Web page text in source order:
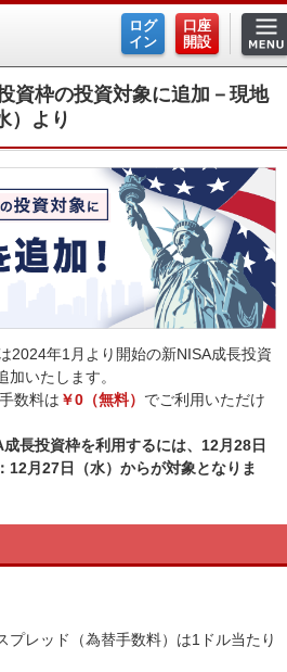
ログ
イン
口座
開設
資枠の投資対象に追加－現地
）より
2024年1月より開始の新NISA成長投資
いたします。
数料は ￥0（無料） でご利用いただけ
長投資枠を利用するには、12月28日
12月27日（水）からが対象となりま
レッド（為替手数料）は1ドル当たり